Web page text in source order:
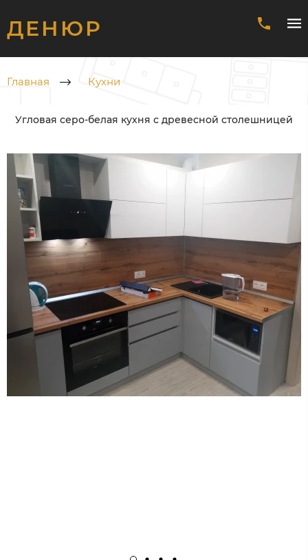
ДЕНЮР
Главная Кухни
Угловая серо-белая кухня с древесной столешницей